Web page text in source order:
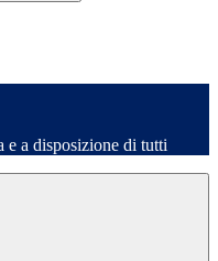
e a disposizione di tutti